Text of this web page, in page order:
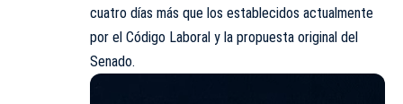
cuatro días más que los establecidos actualmente
por el Código Laboral y la propuesta original del
Senado.